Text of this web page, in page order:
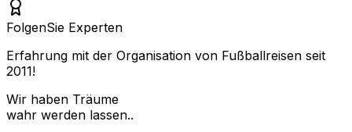
FolgenSie Experten
Erfahrung mit der Organisation von Fußballreisen seit
2011!
Wir haben Träume
wahr werden lassen..